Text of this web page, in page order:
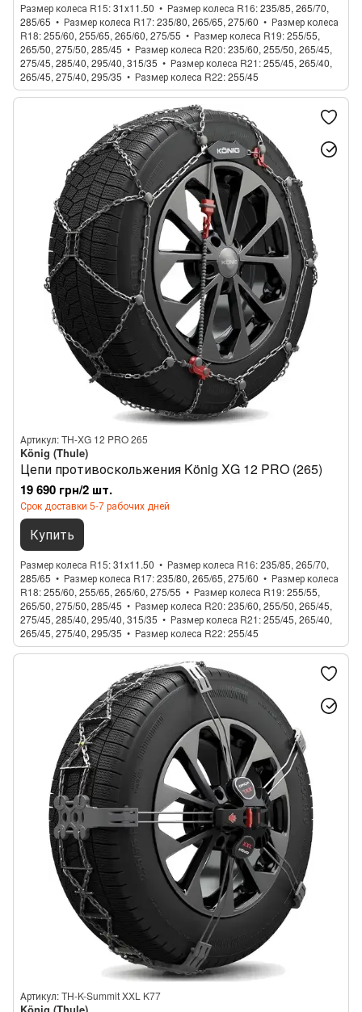
Размер колеса R15 31x11.50 Размер колеса R16 235/85, 265/70,
285/65
Размер колеса R17 235/80, 265/65, 275/60
Размер колеса
R18 255/60, 255/65, 265/60, 275/55 Размер колеса R19 255/55,
265/50, 275/50, 285/45
Размер колеса R20 235/60, 255/50, 265/45,
275/45, 285/40, 295/40, 315/35
Размер колеса R21 255/45, 265/40,
265/45, 275/40, 295/35
Размер колеса R22 255/45
Артикул: TH-XG 12 PRO 265
König (Thule)
Цепи противоскольжения König XG 12 PRO (265)
19 690 грн/2 шт.
Срок доставки 5-7 рабочих дней
Купить
Размер колеса R15 31x11.50 Размер колеса R16 235/85, 265/70,
285/65
Размер колеса R17 235/80, 265/65, 275/60
Размер колеса
R18 255/60, 255/65, 265/60, 275/55 Размер колеса R19 255/55,
265/50, 275/50, 285/45
Размер колеса R20 235/60, 255/50, 265/45,
275/45, 285/40, 295/40, 315/35
Размер колеса R21 255/45, 265/40,
265/45, 275/40, 295/35
Размер колеса R22 255/45
Артикул: TH-K-Summit XXL K77